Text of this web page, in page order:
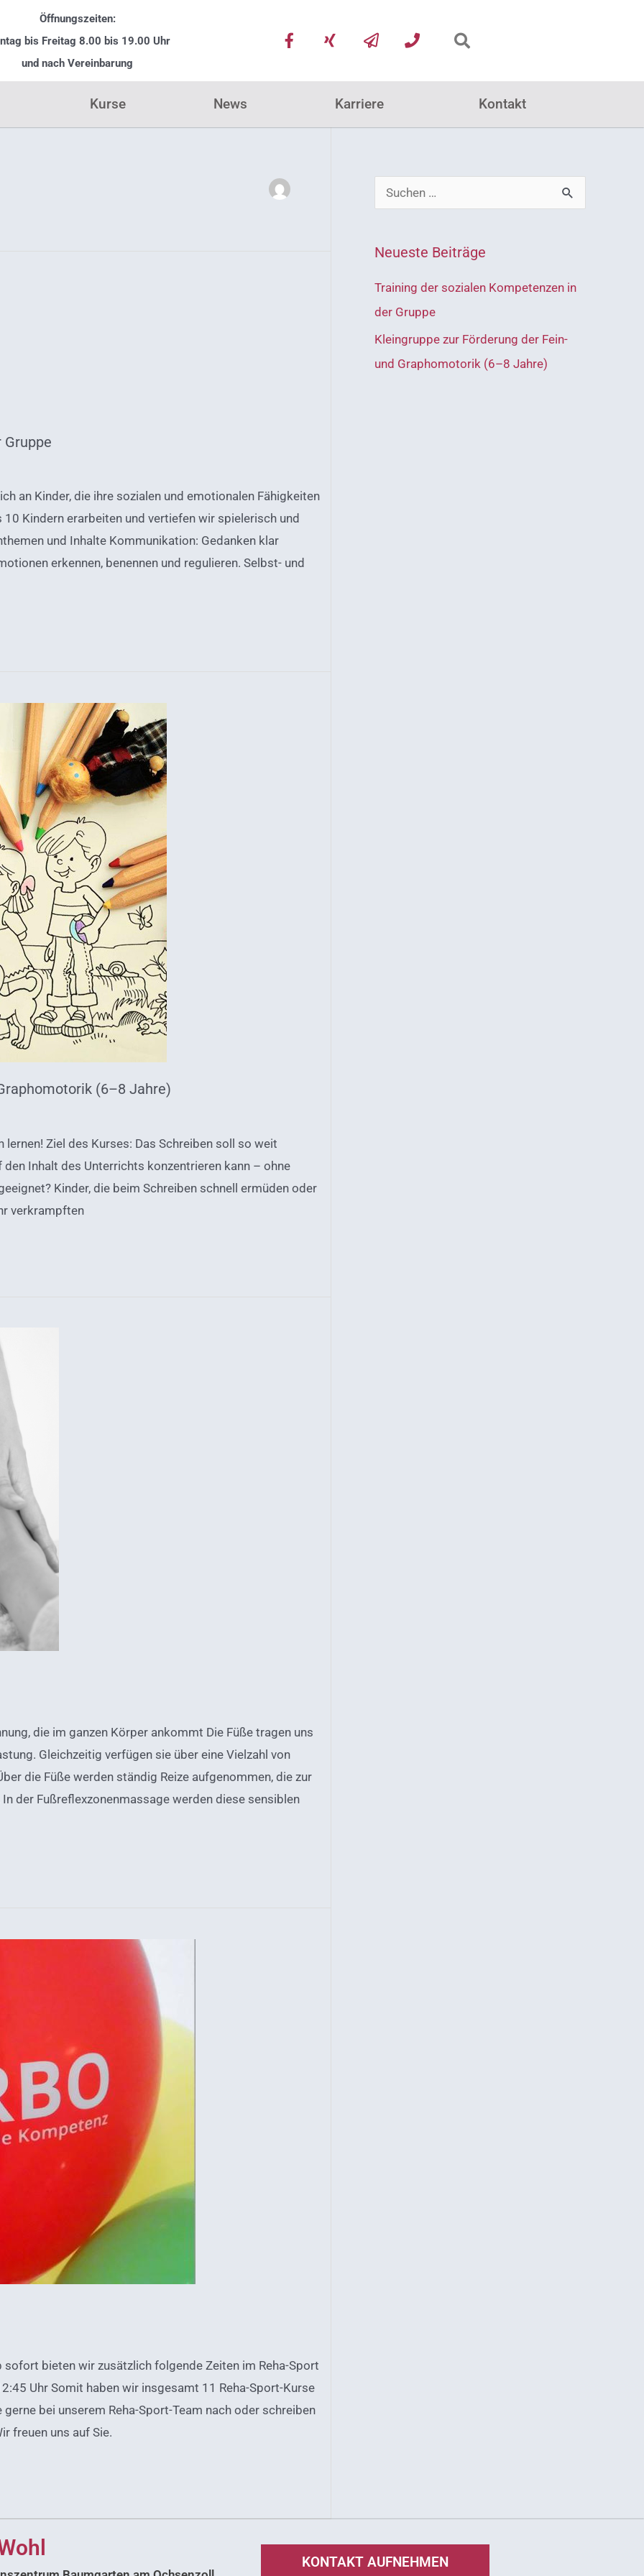
Öffnungszeiten:
bis Freitag 8.00 bis 19.00 Uhr
und nach Vereinbarung
F
a
e
X
i
g
P
a
e
-
P
h
n
Kurse News Karriere Kontakt
an Kinder, die ihre sozialen und emotionalen Fähigkeiten
Kindern erarbeiten und vertiefen wir spielerisch und
und Inhalte Kommunikation: Gedanken klar
erkennen, benennen und regulieren. Selbst- und
(6–8 Jahre)
Ziel des Kurses: Das Schreiben soll so weit
Inhalt des Unterrichts konzentrieren kann – ohne
Kinder, die beim Schreiben schnell ermüden oder
verkrampften
die im ganzen Körper ankommt Die Füße tragen uns
Gleichzeitig verfügen sie über eine Vielzahl von
die Füße werden ständig Reize aufgenommen, die zur
der Fußreflexzonenmassage werden diese sensiblen
sofort bieten wir zusätzlich folgende Zeiten im Reha-Sport
Uhr Somit haben wir insgesamt 11 Reha-Sport-Kurse
bei unserem Reha-Sport-Team nach oder schreiben
freuen uns auf Sie.
c
e
n
n
a
Neueste Beiträge
Training der sozialen Kompetenzen in
der Gruppe
Kleingruppe zur Förderung der Fein-
und Graphomotorik (6–8 Jahre)
KONTAKT AUFNEHMEN